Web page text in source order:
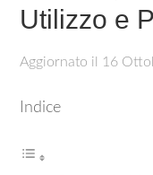
Utilizzo e
Aggiornato il 16
Indice